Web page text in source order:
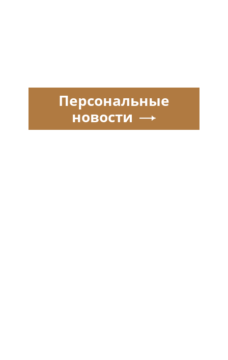
Персональные
новости